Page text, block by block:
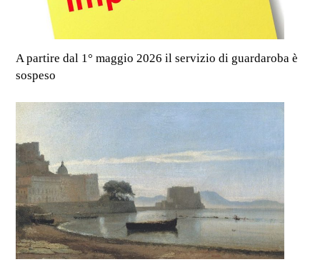
A partire dal 1° maggio 2026 il servizio di guardaroba è
sospeso